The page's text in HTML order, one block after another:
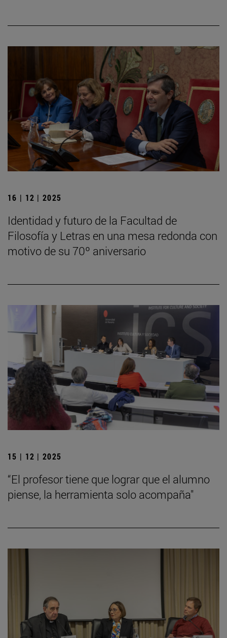
16 | 12 | 2025
Identidad y futuro de la Facultad de
Filosofía y Letras en una mesa redonda con
motivo de su 70º aniversario
15 | 12 | 2025
“El profesor tiene que lograr que el alumno
piense, la herramienta solo acompaña"